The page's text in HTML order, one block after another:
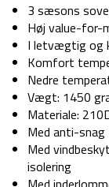
3 sæsons
Høj value-for-
I letvægtig og
Komfort
Nedre
Vægt: 1450
Materiale:
Med anti-
Med
isolering